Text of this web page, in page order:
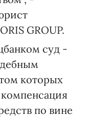
GROUP.
суд -
которых
по вине